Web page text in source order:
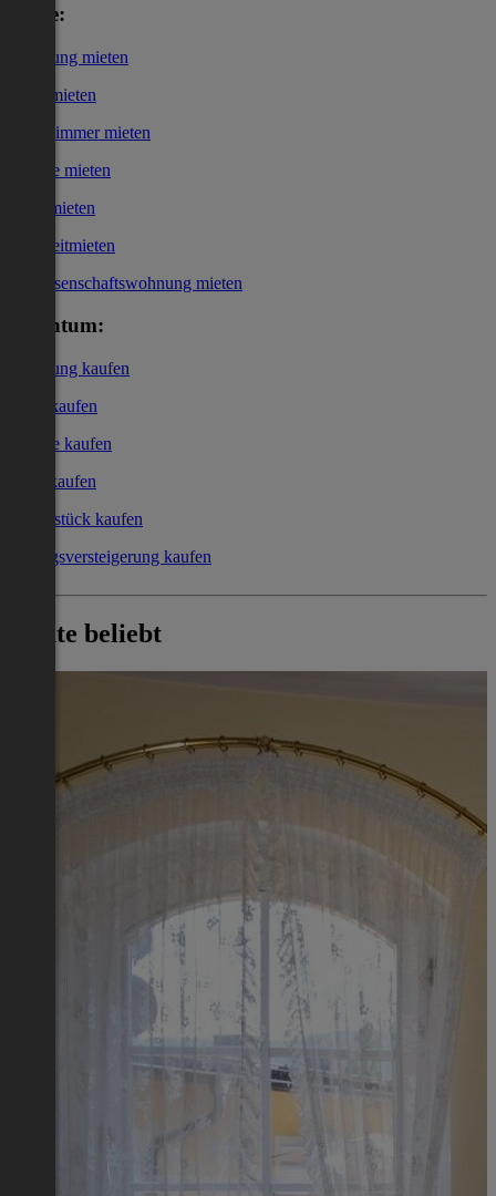
Miete:
Wohnung mieten
Haus mieten
WG-Zimmer mieten
Garage mieten
Büro mieten
Kurzzeitmieten
Genossenschaftswohnung mieten
Eigentum:
Wohnung kaufen
Haus kaufen
Garage kaufen
Büro kaufen
Grundstück kaufen
Zwangsversteigerung kaufen
Heute beliebt